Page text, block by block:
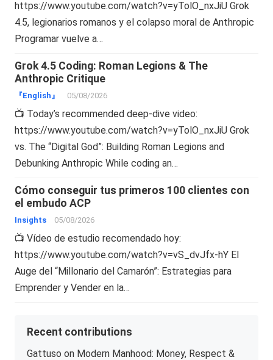
https://www.youtube.com/watch?v=yTolO_nxJiU Grok
4.5, legionarios romanos y el colapso moral de Anthropic
Programar vuelve a…
Grok 4.5 Coding: Roman Legions & The
Anthropic Critique
『English』 05/08/2026
📺 Today’s recommended deep-dive video:
https://www.youtube.com/watch?v=yTolO_nxJiU Grok
vs. The “Digital God”: Building Roman Legions and
Debunking Anthropic While coding an…
Cómo conseguir tus primeros 100 clientes con
el embudo ACP
Insights 05/08/2026
📺 Vídeo de estudio recomendado hoy:
https://www.youtube.com/watch?v=vS_dvJfx-hY El
Auge del “Millonario del Camarón”: Estrategias para
Emprender y Vender en la…
Recent contributions
Gattuso on Modern Manhood: Money, Respect &